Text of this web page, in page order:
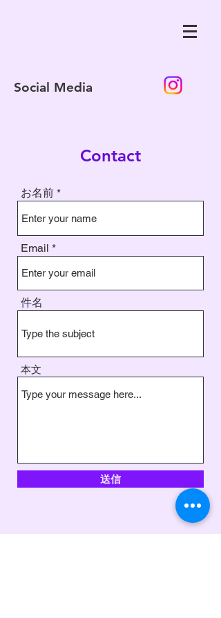
Social Media
Contact
お名前
Email
件名
本文
送信